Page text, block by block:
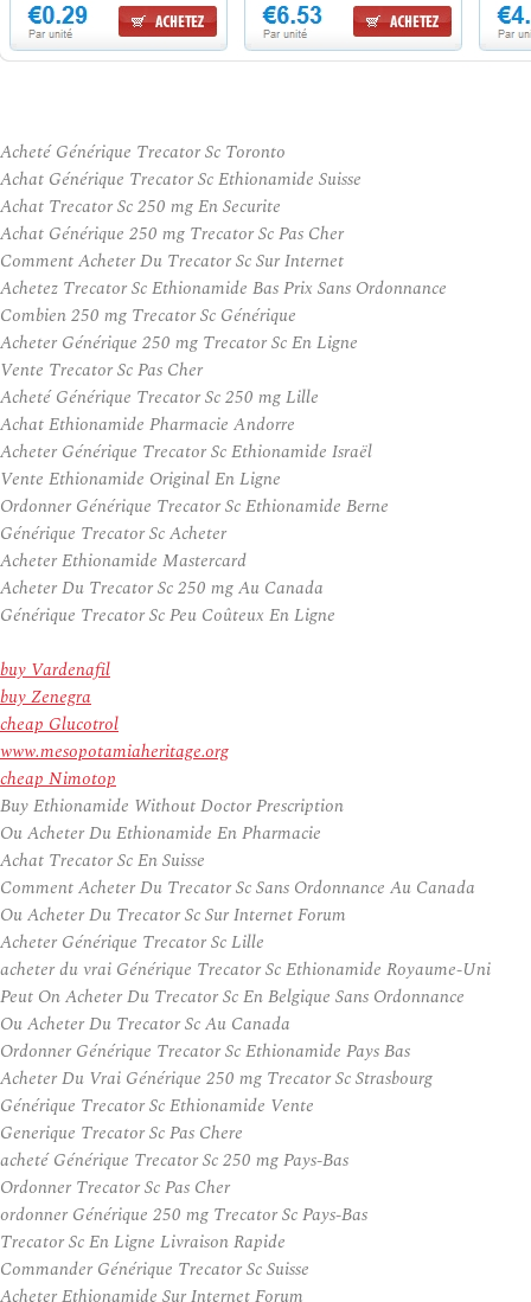
Acheté Générique Trecator Sc Toronto
Achat Générique Trecator Sc Ethionamide Suisse
Achat Trecator Sc 250 mg En Securite
Achat Générique 250 mg Trecator Sc Pas Cher
Comment Acheter Du Trecator Sc Sur Internet
Achetez Trecator Sc Ethionamide Bas Prix Sans Ordonnance
Combien 250 mg Trecator Sc Générique
Acheter Générique 250 mg Trecator Sc En Ligne
Vente Trecator Sc Pas Cher
Acheté Générique Trecator Sc 250 mg Lille
Achat Ethionamide Pharmacie Andorre
Acheter Générique Trecator Sc Ethionamide Israël
Vente Ethionamide Original En Ligne
Ordonner Générique Trecator Sc Ethionamide Berne
Générique Trecator Sc Acheter
Acheter Ethionamide Mastercard
Acheter Du Trecator Sc 250 mg Au Canada
Générique Trecator Sc Peu Coûteux En Ligne
buy Vardenafil
buy Zenegra
cheap Glucotrol
www.mesopotamiaheritage.org
cheap Nimotop
Buy Ethionamide Without Doctor Prescription
Ou Acheter Du Ethionamide En Pharmacie
Achat Trecator Sc En Suisse
Comment Acheter Du Trecator Sc Sans Ordonnance Au Canada
Ou Acheter Du Trecator Sc Sur Internet Forum
Acheter Générique Trecator Sc Lille
acheter du vrai Générique Trecator Sc Ethionamide Royaume-Uni
Peut On Acheter Du Trecator Sc En Belgique Sans Ordonnance
Ou Acheter Du Trecator Sc Au Canada
Ordonner Générique Trecator Sc Ethionamide Pays Bas
Acheter Du Vrai Générique 250 mg Trecator Sc Strasbourg
Générique Trecator Sc Ethionamide Vente
Generique Trecator Sc Pas Chere
acheté Générique Trecator Sc 250 mg Pays-Bas
Ordonner Trecator Sc Pas Cher
ordonner Générique 250 mg Trecator Sc Pays-Bas
Trecator Sc En Ligne Livraison Rapide
Commander Générique Trecator Sc Suisse